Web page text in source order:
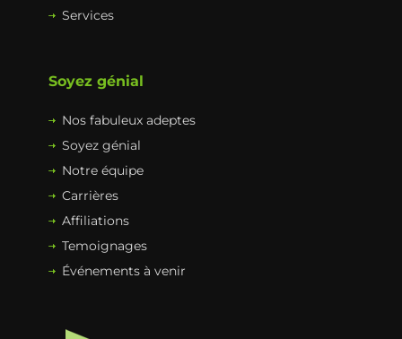
Services
Soyez génial
Nos fabuleux adeptes
Soyez génial
Notre équipe
Carrières
Affiliations
Temoignages
Événements à venir